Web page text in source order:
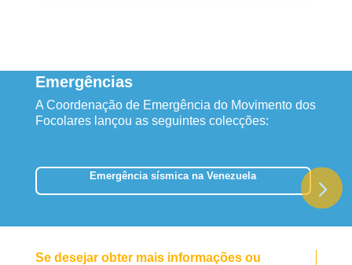
Emergências
A Coordenação de Emergência do Movimento dos
Focolares lançou as seguintes colecções:
Emergência sísmica na Venezuela
Se desejar obter mais informações ou